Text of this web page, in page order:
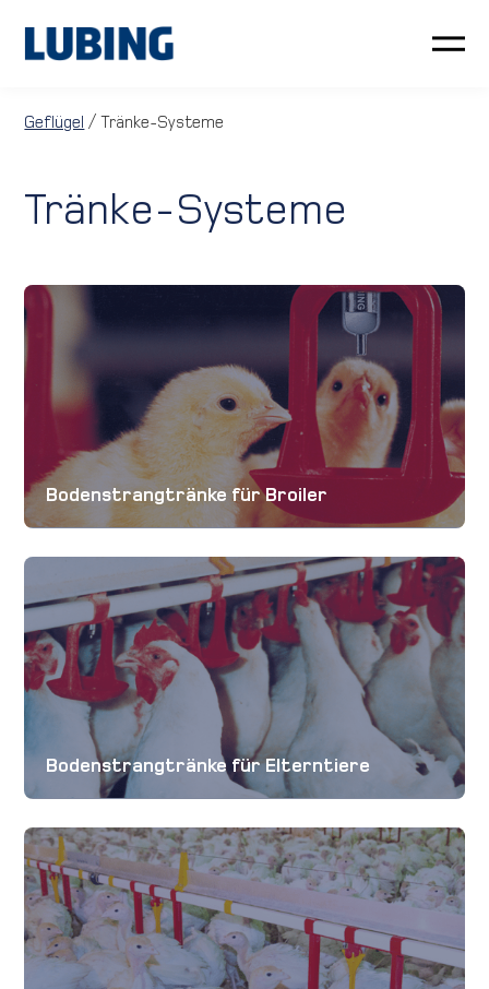
Geflügel
Kundenservice
LUBING GreenTec
Downloads
Karriere
Kontakt
International
Geflügel / Tränke-Systeme
Tränke-Systeme
Bodenstrangtränke für Broiler
Bodenstrangtränke für Elterntiere